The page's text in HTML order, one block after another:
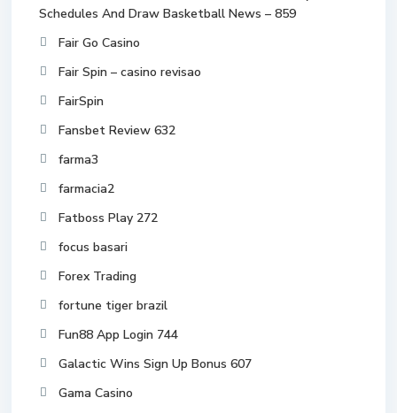
Schedules And Draw Basketball News – 859
Fair Go Casino
Fair Spin – casino revisao
FairSpin
Fansbet Review 632
farma3
farmacia2
Fatboss Play 272
focus basari
Forex Trading
fortune tiger brazil
Fun88 App Login 744
Galactic Wins Sign Up Bonus 607
Gama Casino